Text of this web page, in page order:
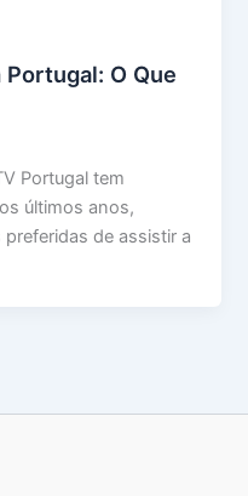
Portugal: O Que
Portugal tem
últimos anos,
de assistir a